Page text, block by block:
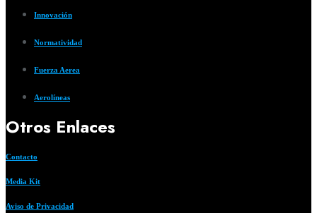
Innovación
Normatividad
Fuerza Aerea
Aerolíneas
Otros Enlaces
Contacto
Media Kit
Aviso de Privacidad